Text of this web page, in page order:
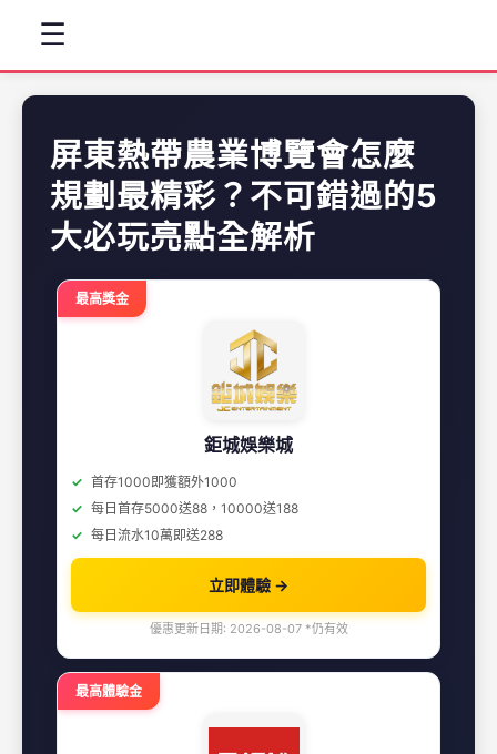
☰
屏東熱帶農業博覽會怎麼
規劃最精彩？不可錯過的5
大必玩亮點全解析
最高獎金
鉅城娛樂城
首存1000即獲額外1000
每日首存5000送88，10000送188
每日流水10萬即送288
立即體驗 →
優惠更新日期: 2026-08-07 *仍有效
最高體驗金